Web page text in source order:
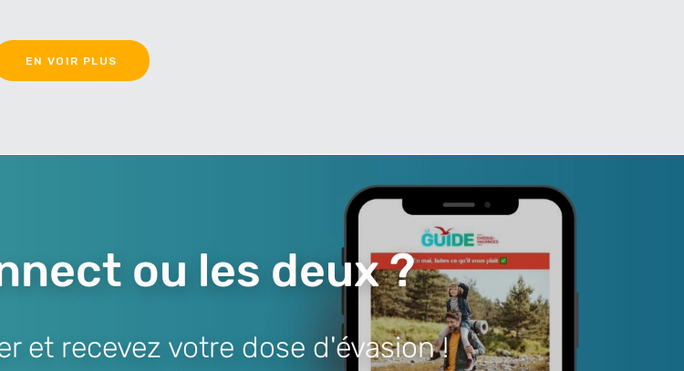
EN VOIR PLUS
ou les deux ?
et recevez votre dose d'évasion !